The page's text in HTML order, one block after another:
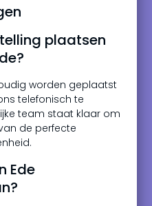
plaatsen
worden geplaatst
telefonisch te
team staat klaar om
de perfecte
Ede